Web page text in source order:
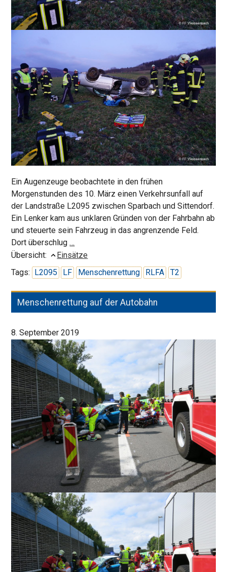
Ein Augenzeuge beobachtete in den frühen
Morgenstunden des 10. März einen Verkehrsunfall auf
der Landstraße L2095 zwischen Sparbach und Sittendorf.
Ein Lenker kam aus unklaren Gründen von der Fahrbahn ab
und steuerte sein Fahrzeug in das angrenzende Feld.
Dort überschlug…
nach
Überschlag
Übersicht:
Einsätze
Tags: L2095 LF Menschenrettung RLFA T2
Menschenrettung auf der Autobahn
8. September 2019